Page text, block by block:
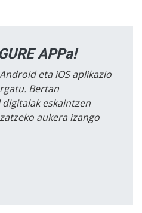
APPa!
eta iOS aplikazio
Bertan
eskaintzen
aukera izango